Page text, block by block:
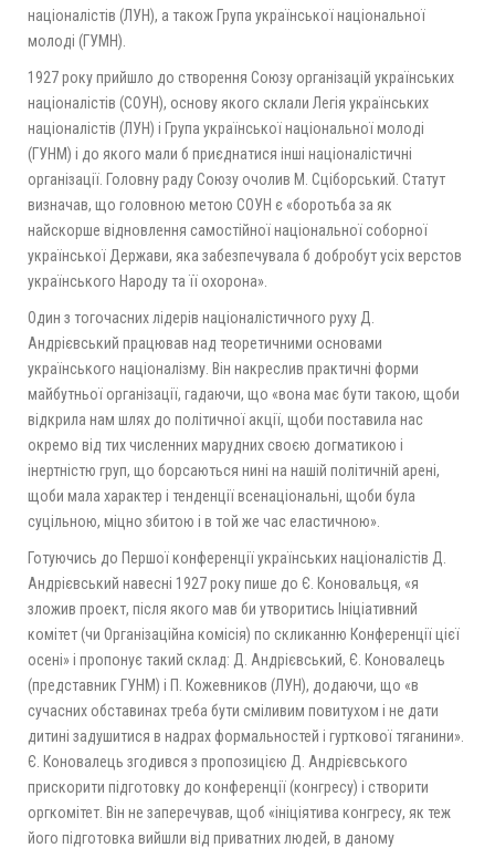
націоналістів (ЛУН), а також Група української національної
молоді (ГУМН).
1927 року прийшло до створення Союзу організацій українських
націоналістів (СОУН), основу якого склали Легія українських
націоналістів (ЛУН) і Група української національної молоді
(ГУНМ) і до якого мали б приєднатися інші націоналістичні
організації. Головну раду Союзу очолив М. Сціборський. Статут
визначав, що головною метою СОУН є «боротьба за як
найскорше відновлення самостійної національної соборної
української Держави, яка забезпечувала б добробут усіх верстов
українського Народу та її охорона».
Один з тогочасних лідерів націоналістичного руху Д.
Андрієвський працював над теоретичними основами
українського націоналізму. Він накреслив практичні форми
майбутньої організації, гадаючи, що «вона має бути такою, щоби
відкрила нам шлях до політичної акції, щоби поставила нас
окремо від тих численних марудних своєю догматикою і
інертністю груп, що борсаються нині на нашій політичній арені,
щоби мала характер і тенденції всенаціональні, щоби була
суцільною, міцно збитою і в той же час еластичною».
Готуючись до Першої конференції українських націоналістів Д.
Андрієвський навесні 1927 року пише до Є. Коновальця, «я
зложив проект, після якого мав би утворитись Ініціативний
комітет (чи Організаційна комісія) по скликанню Конференції цієї
осені» і пропонує такий склад: Д. Андрієвський, Є. Коновалець
(представник ГУНМ) і П. Кожевников (ЛУН), додаючи, що «в
сучасних обставинах треба бути сміливим повитухом і не дати
дитині задушитися в надрах формальностей і гурткової тяганини».
Є. Коновалець згодився з пропозицією Д. Андрієвського
прискорити підготовку до конференції (конгресу) і створити
оргкомітет. Він не заперечував, щоб «ініціятива конгресу, як теж
його підготовка вийшли від приватних людей, в даному